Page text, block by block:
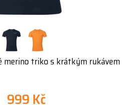
merino triko s krátkým rukávem
999 Kč